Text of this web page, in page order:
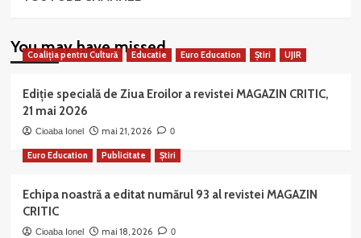
You may have missed
Coaliția pentru Cultură Educatie Euro Education Știri UJIR
Ediție specială de Ziua Eroilor a revistei MAGAZIN CRITIC,
21 mai 2026
Cioaba Ionel mai 21, 2026 0
Euro Education Publicitate Știri
Echipa noastră a editat numărul 93 al revistei MAGAZIN
CRITIC
Cioaba Ionel mai 18, 2026 0